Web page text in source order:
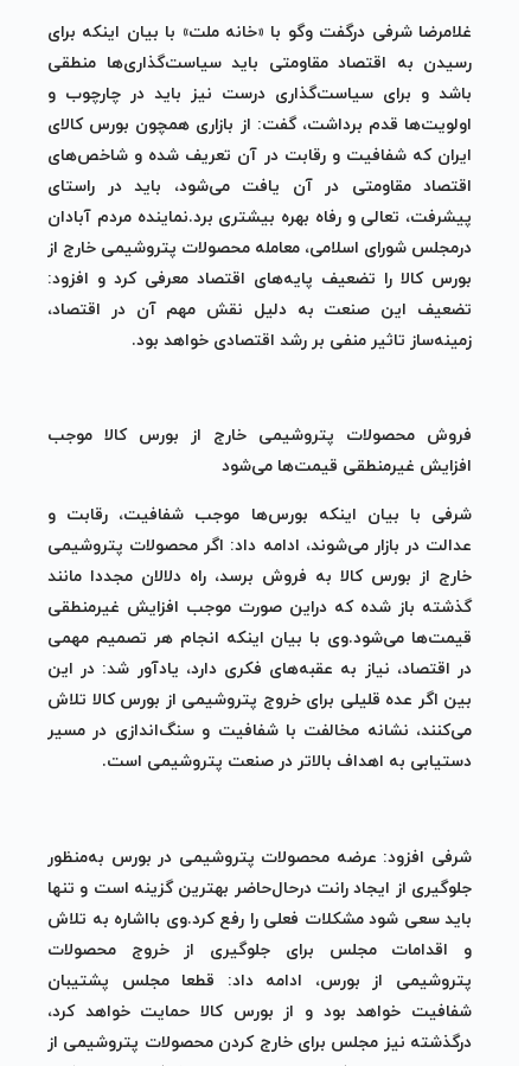
غلامرضا شرفی درگفت وگو با «خانه ملت» با بیان اینکه برای
رسیدن به اقتصاد مقاومتی باید سیاست‌گذاری‌ها منطقی
باشد و برای سیاست‌گذاری درست نیز باید در چارچوب و
اولویت‌ها قدم برداشت، گفت: از بازاری همچون بورس کالای
ایران که شفافیت و رقابت در آن تعریف شده و شاخص‌های
اقتصاد مقاومتی در آن یافت می‌شود، باید در راستای
پیشرفت، تعالی و رفاه بهره ‌بیشتری برد.نماینده مردم آبادان
درمجلس شورای اسلامی، معامله محصولات پتروشیمی خارج از
بورس کالا را تضعیف پایه‌های اقتصاد معرفی کرد و افزود:
تضعیف این صنعت به دلیل نقش مهم آن در اقتصاد،
زمینه‌ساز تاثیر منفی بر رشد اقتصادی خواهد بود.
فروش محصولات پتروشیمی خارج از بورس کالا موجب
افزایش غیرمنطقی قیمت‌ها می‌شود
شرفی با بیان اینکه بورس‌ها موجب شفافیت، رقابت و
عدالت در بازار می‌شوند، ادامه داد: اگر محصولات پتروشیمی
خارج از بورس کالا به فروش برسد، راه دلالان مجددا مانند
گذشته باز شده که دراین صورت موجب افزایش غیرمنطقی
قیمت‌ها می‌شود.وی با بیان اینکه انجام هر تصمیم مهمی
در اقتصاد، نیاز به عقبه‌های فکری دارد، یادآور شد: در این
بین اگر عده قلیلی برای خروج پتروشیمی از بورس کالا تلاش
می‌کنند، نشانه مخالفت با شفافیت و سنگ‌اندازی در مسیر
دستیابی به اهداف بالاتر در صنعت پتروشیمی است.
شرفی افزود: عرضه محصولات پتروشیمی در بورس به‌منظور
جلوگیری از ایجاد رانت درحال‌حاضر بهترین گزینه است و تنها
باید سعی شود مشکلات فعلی را رفع کرد.وی بااشاره به تلاش
و اقدامات مجلس برای جلوگیری از خروج محصولات
پتروشیمی از بورس، ادامه داد: قطعا مجلس پشتیبان
شفافیت خواهد بود و از بورس کالا حمایت خواهد کرد،
درگذشته نیز مجلس برای خارج کردن محصولات پتروشیمی از